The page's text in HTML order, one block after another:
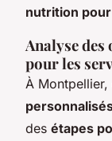
nutrition
Analyse
pour les
À
des étapes